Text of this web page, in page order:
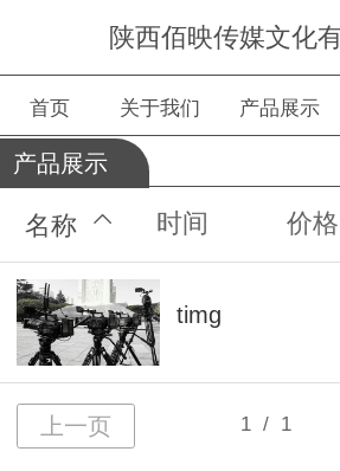
陕西佰映传媒文化
首页 关于我们 产品展示
留言板
产品展示
名称 时间 价格
timg